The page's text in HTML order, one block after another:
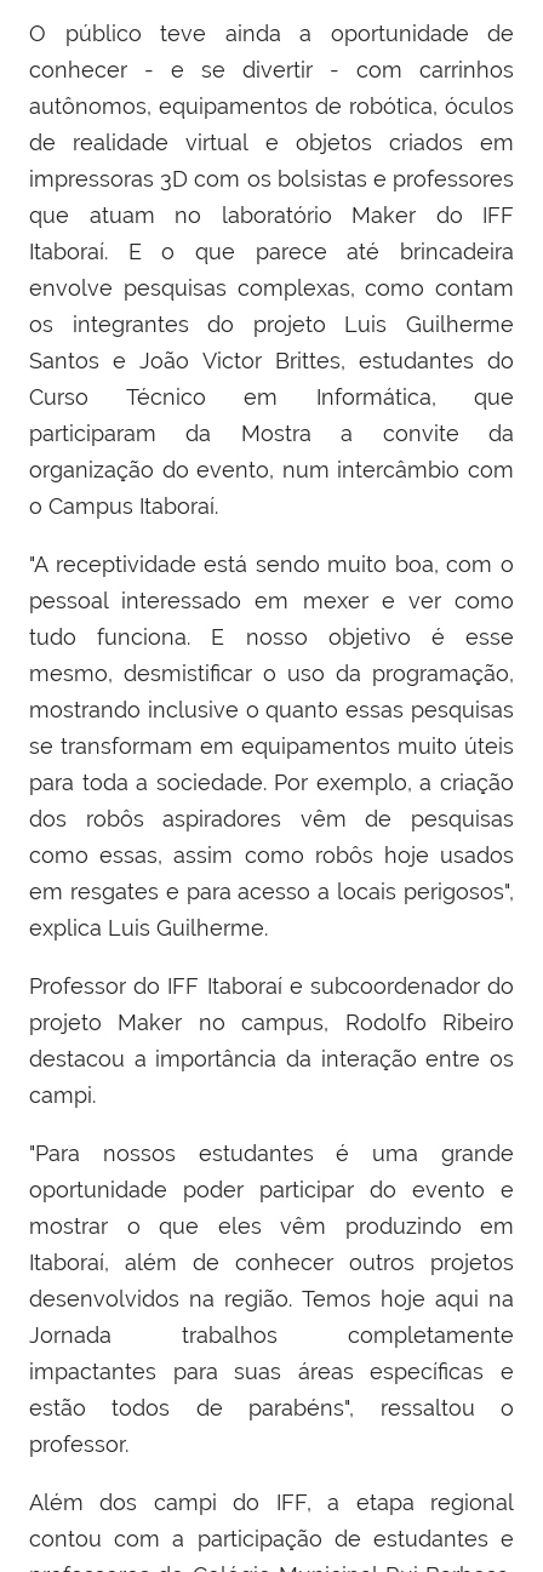
O público teve ainda a oportunidade de
conhecer - e se divertir - com carrinhos
autônomos, equipamentos de robótica, óculos
de realidade virtual e objetos criados em
impressoras 3D com os bolsistas e professores
que atuam no laboratório Maker do IFF
Itaboraí. E o que parece até brincadeira
envolve pesquisas complexas, como contam
os integrantes do projeto Luis Guilherme
Santos e João Victor Brittes, estudantes do
Curso Técnico em Informática, que
participaram da Mostra a convite da
organização do evento, num intercâmbio com
o Campus Itaboraí.
"A receptividade está sendo muito boa, com o
pessoal interessado em mexer e ver como
tudo funciona. E nosso objetivo é esse
mesmo, desmistificar o uso da programação,
mostrando inclusive o quanto essas pesquisas
se transformam em equipamentos muito úteis
para toda a sociedade. Por exemplo, a criação
dos robôs aspiradores vêm de pesquisas
como essas, assim como robôs hoje usados
em resgates e para acesso a locais perigosos",
explica Luis Guilherme.
Professor do IFF Itaboraí e subcoordenador do
projeto Maker no campus, Rodolfo Ribeiro
destacou a importância da interação entre os
campi.
"Para nossos estudantes é uma grande
oportunidade poder participar do evento e
mostrar o que eles vêm produzindo em
Itaboraí, além de conhecer outros projetos
desenvolvidos na região. Temos hoje aqui na
Jornada trabalhos completamente
impactantes para suas áreas específicas e
estão todos de parabéns", ressaltou o
professor.
Além dos campi do IFF, a etapa regional
contou com a participação de estudantes e